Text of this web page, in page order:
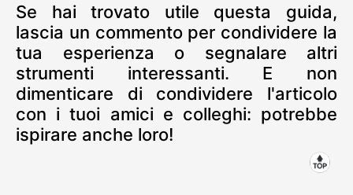
Se hai trovato utile questa guida,
lascia un commento per condividere la
tua esperienza o segnalare altri
strumenti interessanti. E non
dimenticare di condividere l'articolo
con i tuoi amici e colleghi: potrebbe
ispirare anche loro!